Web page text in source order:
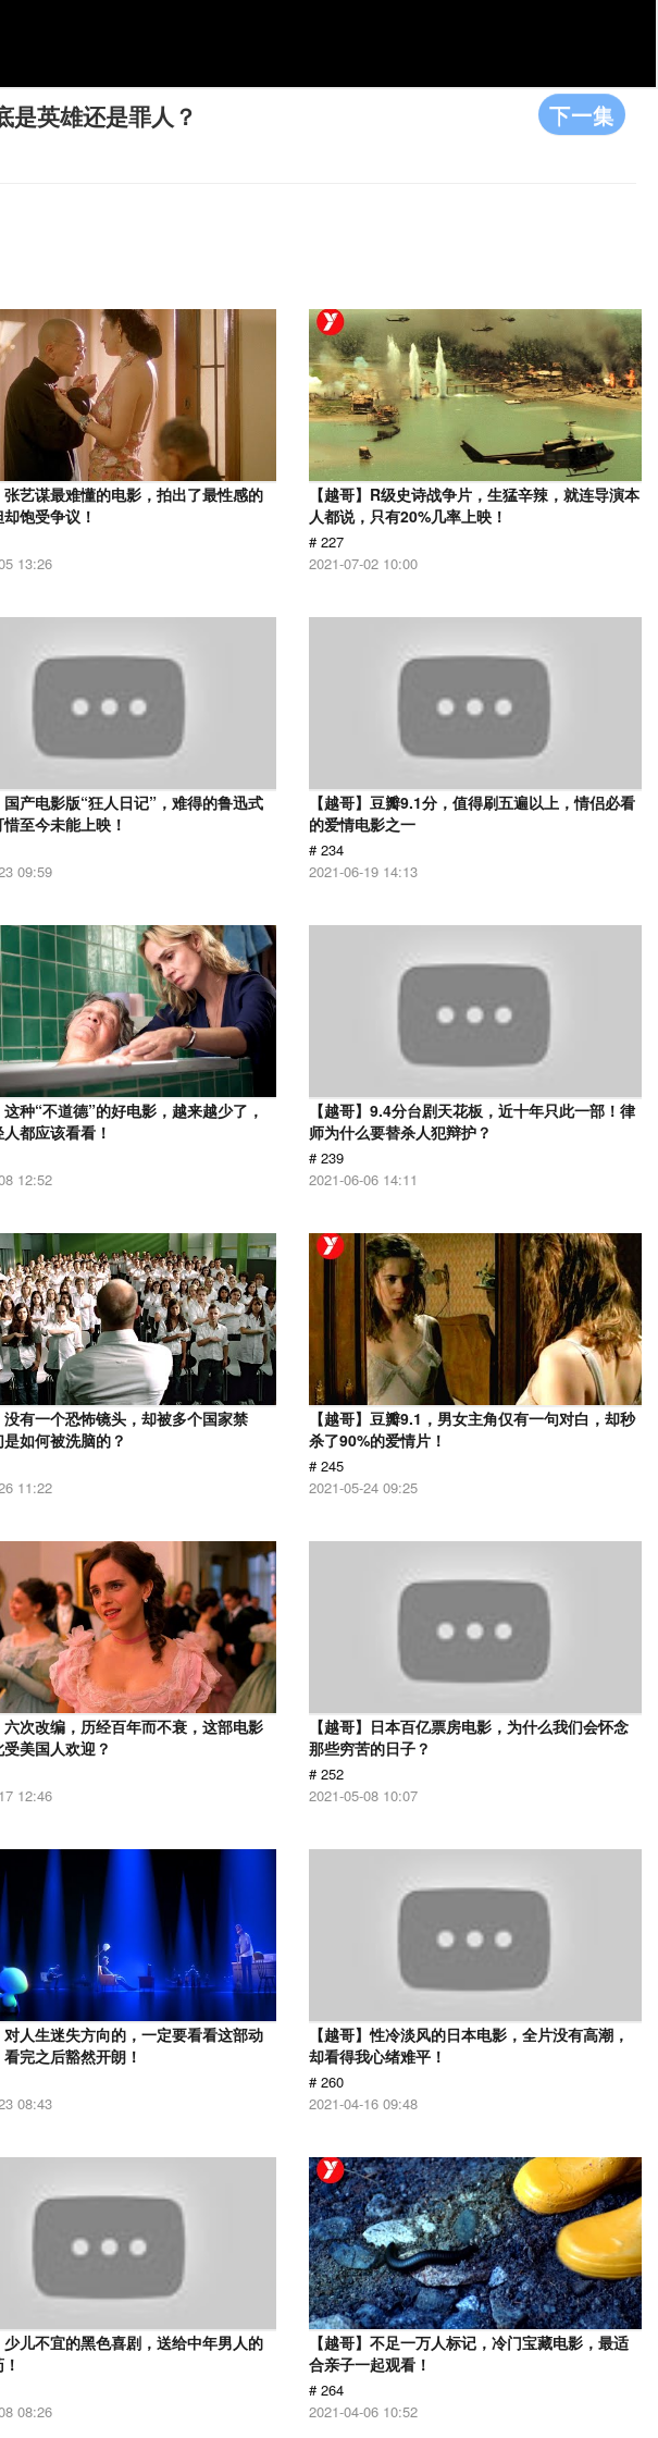
下一集
是英雄还是罪人？
张艺谋最难懂的电影，拍出了最性感的
饱受争议！
13:26
【越哥】R级史诗战争片，生猛辛辣，就连导演本
人都说，只有20%几率上映！
# 227
2021-07-02 10:00
国产电影版“狂人日记”，难得的鲁迅式
至今未能上映！
09:59
【越哥】豆瓣9.1分，值得刷五遍以上，情侣必看
的爱情电影之一
# 234
2021-06-19 14:13
这种“不道德”的好电影，越来越少了，
都应该看看！
12:52
【越哥】9.4分台剧天花板，近十年只此一部！律
师为什么要替杀人犯辩护？
# 239
2021-06-06 14:11
没有一个恐怖镜头，却被多个国家禁
如何被洗脑的？
11:22
【越哥】豆瓣9.1，男女主角仅有一句对白，却秒
杀了90%的爱情片！
# 245
2021-05-24 09:25
六次改编，历经百年而不衰，这部电影
美国人欢迎？
12:46
【越哥】日本百亿票房电影，为什么我们会怀念
那些穷苦的日子？
# 252
2021-05-08 10:07
对人生迷失方向的，一定要看看这部动
完之后豁然开朗！
08:43
【越哥】性冷淡风的日本电影，全片没有高潮，
却看得我心绪难平！
# 260
2021-04-16 09:48
少儿不宜的黑色喜剧，送给中年男人的
08:26
【越哥】不足一万人标记，冷门宝藏电影，最适
合亲子一起观看！
# 264
2021-04-06 10:52